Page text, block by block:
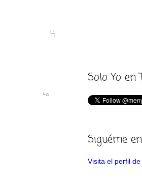
Solo Yo en
Siguéme
Visita el perfil